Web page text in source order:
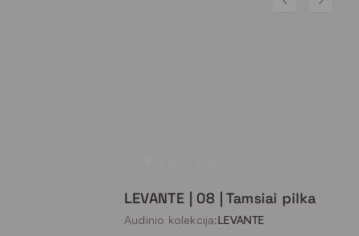
LEVANTE | 08 | Tamsiai pilka
Audinio kolekcija:LEVANTE